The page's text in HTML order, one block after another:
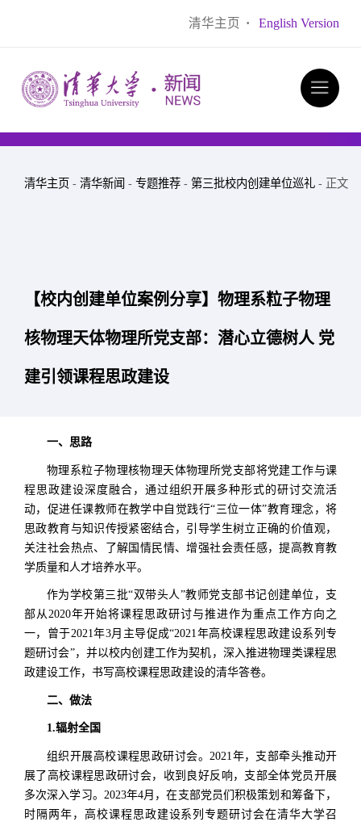
清华主页 · English Version
清华主页 - 清华新闻 - 专题推荐 - 第三批校内创建单位巡礼 - 正文
【校内创建单位案例分享】物理系粒子物理
核物理天体物理所党支部：潜心立德树人 党
建引领课程思政建设
一、思路
物理系粒子物理核物理天体物理所党支部将党建工作与课
程思政建设深度融合，通过组织开展多种形式的研讨交流活
动，促进任课教师在教学中自觉践行“三位一体”教育理念，将
思政教育与知识传授紧密结合，引导学生树立正确的价值观，
关注社会热点、了解国情民情、增强社会责任感，提高教育教
学质量和人才培养水平。
作为学校第三批“双带头人”教师党支部书记创建单位，支
部从2020年开始将课程思政研讨与推进作为重点工作方向之
一，曾于2021年3月主导促成“2021年高校课程思政建设系列专
题研讨会”，并以校内创建工作为契机，深入推进物理类课程思
政建设工作，书写高校课程思政建设的清华答卷。
二、做法
1.辐射全国
组织开展高校课程思政研讨会。2021年，支部牵头推动开
展了高校课程思政研讨会，收到良好反响，支部全体党员开展
多次深入学习。2023年4月，在支部党员们积极策划和筹备下，
时隔两年，高校课程思政建设系列专题研讨会在清华大学召